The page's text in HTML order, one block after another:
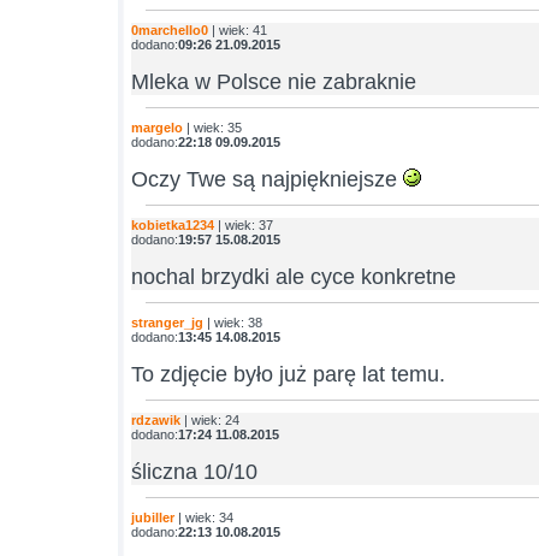
0marchello0 | wiek: 41
dodano:09:26 21.09.2015
Mleka w Polsce nie zabraknie
margelo | wiek: 35
dodano:22:18 09.09.2015
Oczy Twe są najpiękniejsze
kobietka1234 | wiek: 37
dodano:19:57 15.08.2015
nochal brzydki ale cyce konkretne
stranger_jg | wiek: 38
dodano:13:45 14.08.2015
To zdjęcie było już parę lat temu.
rdzawik | wiek: 24
dodano:17:24 11.08.2015
śliczna 10/10
jubiller| wiek: 34
dodano:22:13 10.08.2015